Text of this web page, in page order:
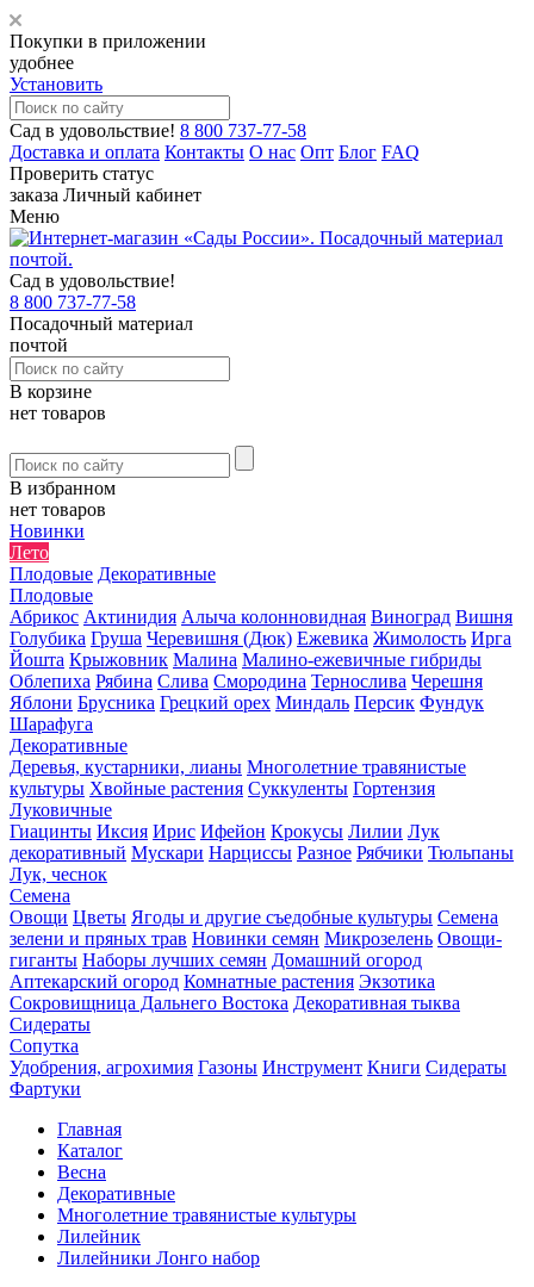
Покупки в приложении
удобнее
Установить
Сад в удовольствие! 8 800 737-77-58
Доставка и оплата Контакты О нас Опт Блог FAQ
Проверить статус
заказа Личный кабинет
Меню
Сад в удовольствие!
8 800 737-77-58
Посадочный материал
почтой
В корзине
нет товаров
В избранном
нет товаров
Новинки
Лето
Плодовые Декоративные
Плодовые
Абрикос Актинидия Алыча колонновидная Виноград Вишня
Голубика Груша Черевишня (Дюк) Ежевика Жимолость Ирга
Йошта Крыжовник Малина Малино-ежевичные гибриды
Облепиха Рябина Слива Смородина Тернослива Черешня
Яблони Брусника Грецкий орех Миндаль Персик Фундук
Шарафуга
Декоративные
Деревья, кустарники, лианы Многолетние травянистые
культуры Хвойные растения Суккуленты Гортензия
Луковичные
Гиацинты Иксия Ирис Ифейон Крокусы Лилии Лук
декоративный Мускари Нарциссы Разное Рябчики Тюльпаны
Лук, чеснок
Семена
Овощи Цветы Ягоды и другие съедобные культуры Семена
зелени и пряных трав Новинки семян Микрозелень Овощи-
гиганты Наборы лучших семян Домашний огород
Аптекарский огород Комнатные растения Экзотика
Сокровищница Дальнего Востока Декоративная тыква
Сидераты
Сопутка
Удобрения, агрохимия Газоны Инструмент Книги Сидераты
Фартуки
Главная
Каталог
Весна
Декоративные
Многолетние травянистые культуры
Лилейник
Лилейники Лонго набор